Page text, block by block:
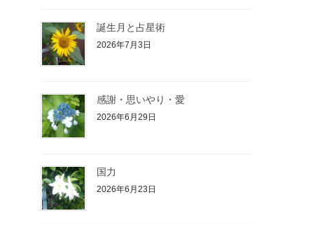
誕生月と占星術
2026年7月3日
感謝・思いやり・愛
2026年6月29日
国力
2026年6月23日